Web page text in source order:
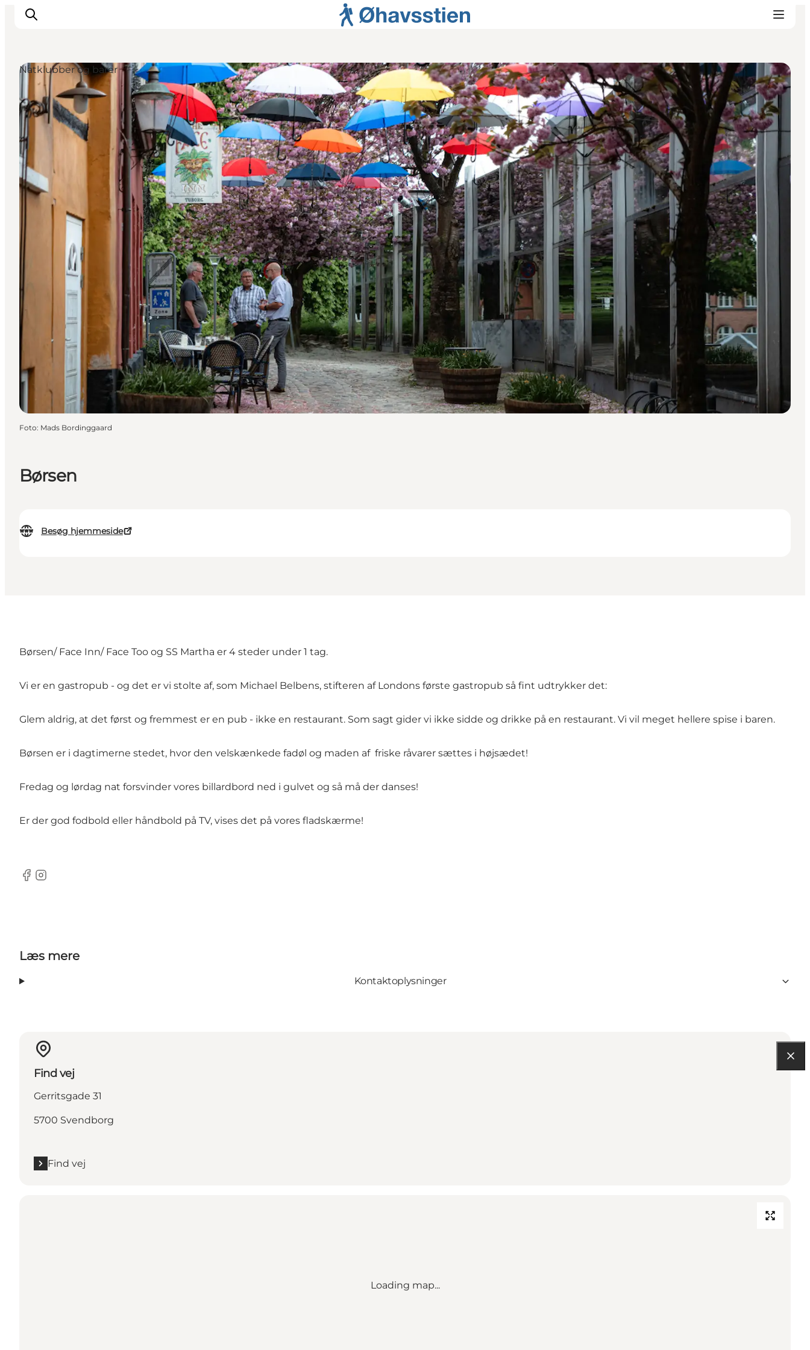
Inspiration
Vandreruter
Planlægning
Børsen
Besøg hjemmeside
Natklubber og barer
Foto: Mads Bordinggaard
Børsen/ Face Inn/ Face Too og SS Martha er 4 steder under 1 tag.
Vi er en gastropub - og det er vi stolte af, som Michael Belbens, stifteren af Londons første gastropub så fint udtrykker det:
Glem aldrig, at det først og fremmest er en pub - ikke en restaurant. Som sagt gider vi ikke sidde og drikke på en restaurant. Vi vil meget hellere spise i baren.
Børsen er i dagtimerne stedet, hvor den velskænkede fadøl og maden af friske råvarer sættes i højsædet!
Fredag og lørdag nat forsvinder vores billardbord ned i gulvet og så må der danses!
Er der god fodbold eller håndbold på TV, vises det på vores fladskærme!
Facebook
Instagram
Læs mere
Kontaktoplysninger
Find vej
Gerritsgade 31
5700 Svendborg
Find vej
Loading map...